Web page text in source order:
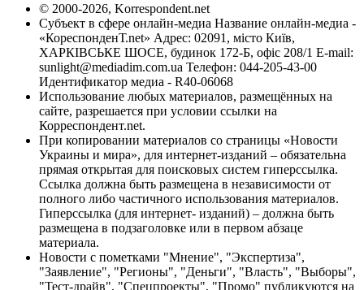
© 2000-2026, Korrespondent.net
Субъект в сфере онлайн-медиа Название онлайн-медиа -
«КореспонденТ.net» Адрес: 02091, місто Київ,
ХАРКІВСЬКЕ ШОСЕ, будинок 172-Б, офіс 208/1 E-mail:
sunlight@mediadim.com.ua Телефон: 044-205-43-00
Идентификатор медиа - R40-06068
Использование любых материалов, размещённых на
сайте, разрешается при условии ссылки на
Корреспондент.net.
При копировании материалов со страницы «Новости
Украины и мира», для интернет-изданий – обязательна
прямая открытая для поисковых систем гиперссылка.
Ссылка должна быть размещена в независимости от
полного либо частичного использования материалов.
Гиперссылка (для интернет- изданий) – должна быть
размещена в подзаголовке или в первом абзаце
материала.
Новости с пометками "Мнение", "Экспертиза",
"Заявление", "Регионы", "Деньги", "Власть", "Выборы",
"Тест-драйв", "Спецпроекты", "Промо" публикуются на